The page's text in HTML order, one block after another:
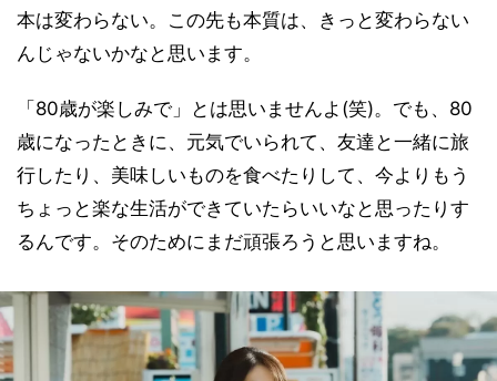
本は変わらない。この先も本質は、きっと変わらない
んじゃないかなと思います。
「80歳が楽しみで」とは思いませんよ(笑)。でも、80
歳になったときに、元気でいられて、友達と一緒に旅
行したり、美味しいものを食べたりして、今よりもう
ちょっと楽な生活ができていたらいいなと思ったりす
るんです。そのためにまだ頑張ろうと思いますね。